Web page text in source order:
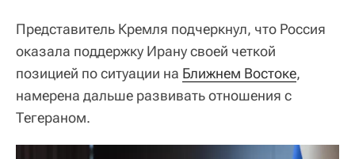
Представитель Кремля подчеркнул, что Россия
оказала поддержку Ирану своей четкой
позицией по ситуации на Ближнем Востоке,
намерена дальше развивать отношения с
Тегераном.